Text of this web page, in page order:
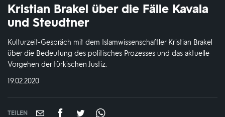
Kristian Brakel über die Fälle Kavala
und Steudtner
Kulturzeit-Gespräch mit dem Islamwissenschaftler Kristian Brakel
über die Bedeutung des politisches Prozesses und das aktuelle
Vorgehen der türkischen Justiz.
DATUM:
19.02.2020
TEILEN